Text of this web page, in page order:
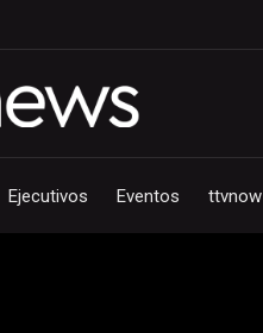
Ejecutivos Eventos ttvnow